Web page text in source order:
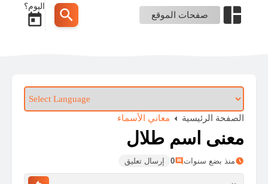
صفحات الموقع
اليوم؟
الصفحة الرئيسية معاني الأسماء
معنى اسم طلال
منذ بضع سنوات 0 إرسال تعليق